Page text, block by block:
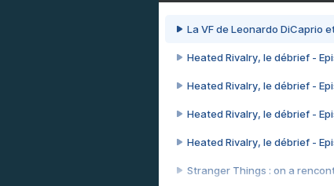
La VF de Leonardo DiCaprio
Heated Rivalry, le débrief -
Heated Rivalry, le débrief -
Heated Rivalry, le débrief -
Heated Rivalry, le débrief -
Stranger Things : on a